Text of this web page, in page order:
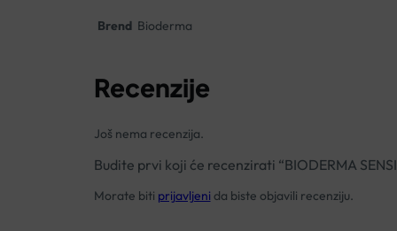
Brend Bioderma
Recenzije
Još nema recenzija.
Budite prvi koji će recenzirati “BIODERMA
Morate biti prijavljeni da biste objavili recenziju.